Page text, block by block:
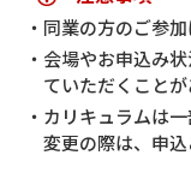
同業の方のご参
会場やお申込み
ていただくこと
カリキュラムは
変更の際は、申込